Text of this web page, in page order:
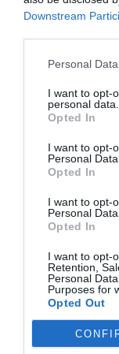
Downstream
Personal
I want to opt-
personal data.
Opted In
I want to opt-
Personal Data.
Opted In
I want to opt-
Personal
Opted In
I want to opt-
Retention,
Personal
Purposes for
Opted Out
Nokia,
son las
Eulogio López
El
un